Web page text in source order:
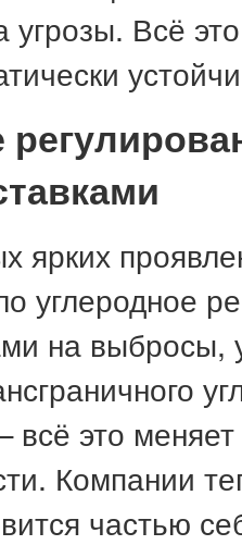
угрозы. Всё
ярких
углеродное
на выбросы,
это
Компании
частью